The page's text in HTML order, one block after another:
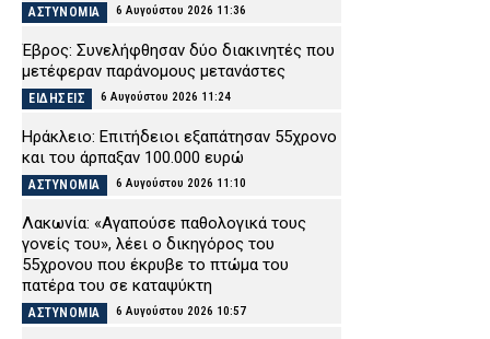
ΑΣΤΥΝΟΜΙΑ 6 Αυγούστου 2026 11:36
Έβρος: Συνελήφθησαν δύο διακινητές που
μετέφεραν παράνομους μετανάστες
ΕΙΔΗΣΕΙΣ 6 Αυγούστου 2026 11:24
Ηράκλειο: Επιτήδειοι εξαπάτησαν 55χρονο
και του άρπαξαν 100.000 ευρώ
ΑΣΤΥΝΟΜΙΑ 6 Αυγούστου 2026 11:10
Λακωνία: «Αγαπούσε παθολογικά τους
γονείς του», λέει ο δικηγόρος του
55χρονου που έκρυβε το πτώμα του
πατέρα του σε καταψύκτη
ΑΣΤΥΝΟΜΙΑ 6 Αυγούστου 2026 10:57